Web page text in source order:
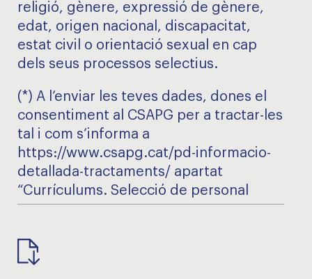
religió, gènere, expressió de gènere,
edat, origen nacional, discapacitat,
estat civil o orientació sexual en cap
dels seus processos selectius.
(*) A l’enviar les teves dades, dones el
consentiment al CSAPG per a tractar-les
tal i com s’informa a
https://www.csapg.cat/pd-informacio-
detallada-tractaments/ apartat
“Currículums. Selecció de personal